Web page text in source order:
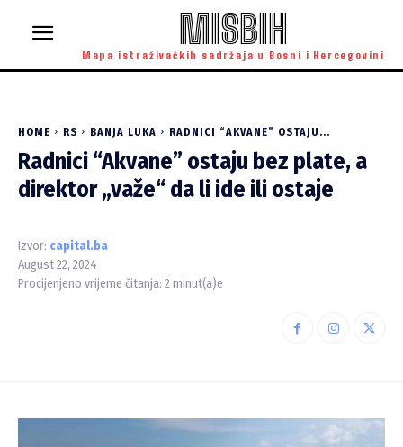
MISBIH
Mapa istraživačkih sadržaja u Bosni i Hercegovini
HOME RS BANJA LUKA RADNICI “AKVANE” OSTAJU...
Radnici “Akvane” ostaju bez plate, a
direktor „važe“ da li ide ili ostaje
Izvor: capital.ba
August 22, 2024
Procijenjeno vrijeme čitanja: 2 minut(a)e